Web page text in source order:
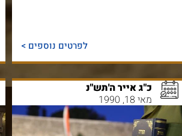
לפרטים נוספים >
כ"ג אייר ה'תש"נ
מאי 18, 1990